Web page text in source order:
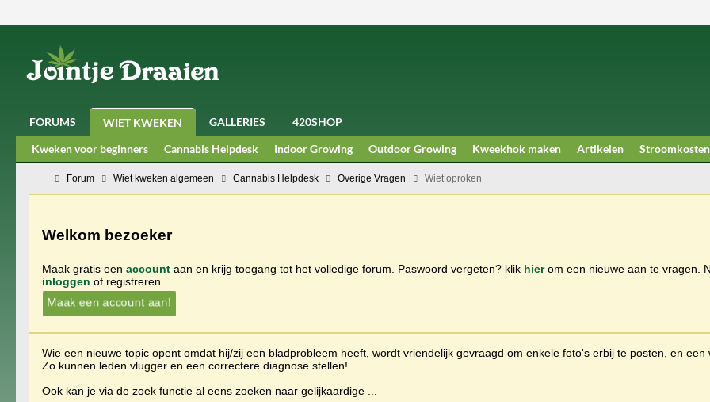
FORUMS WIET KWEKEN GALLERIES
420SHOP
Kweken voor beginners
Cannabis Helpdesk Indoor Growing Outdoor Growing Kweekhok maken Artikelen Stroomkosten
Forum Wiet kweken algemeen Cannabis Helpdesk Overige Vragen Wiet oproken
Welkom bezoeker
Maak gratis een account aan en krijg toegang tot het volledige forum. Paswoord vergeten? klik hierom een nieuwe aan te vragen.
inloggen of registreren.
Maak een account aan!
Wie een nieuwe topic opent omdat hij/zij een bladprobleem heeft, wordt vriendelijk gevraagd om enkele foto's erbij te posten, en
Zo kunnen leden vlugger en een correctere diagnose stellen!
Ook kan je via de zoek functie al eens zoeken naar gelijkaardige